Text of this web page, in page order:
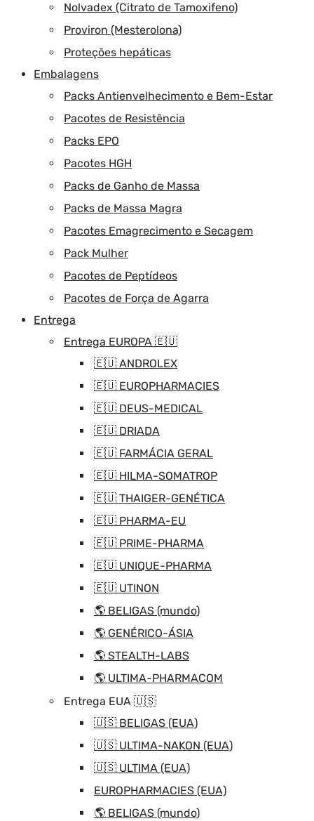
Nolvadex (Citrato de Tamoxifeno)
Proviron (Mesterolona)
Proteções hepáticas
Embalagens
Packs Antienvelhecimento e Bem-Estar
Pacotes de Resistência
Packs EPO
Pacotes HGH
Packs de Ganho de Massa
Packs de Massa Magra
Pacotes Emagrecimento e Secagem
Pack Mulher
Pacotes de Peptídeos
Pacotes de Força de Agarra
Entrega
Entrega EUROPA 🇪🇺
🇪🇺 ANDROLEX
🇪🇺 EUROPHARMACIES
🇪🇺 DEUS-MEDICAL
🇪🇺 DRIADA
🇪🇺 FARMÁCIA GERAL
🇪🇺 HILMA-SOMATROP
🇪🇺 THAIGER-GENÉTICA
🇪🇺 PHARMA-EU
🇪🇺 PRIME-PHARMA
🇪🇺 UNIQUE-PHARMA
🇪🇺 UTINON
🌎 BELIGAS (mundo)
🌎 GENÉRICO-ÁSIA
🌎 STEALTH-LABS
🌎 ULTIMA-PHARMACOM
Entrega EUA 🇺🇸
🇺🇸 BELIGAS (EUA)
🇺🇸 ULTIMA-NAKON (EUA)
🇺🇸 ULTIMA (EUA)
EUROPHARMACIES (EUA)
🌎 BELIGAS (mundo)